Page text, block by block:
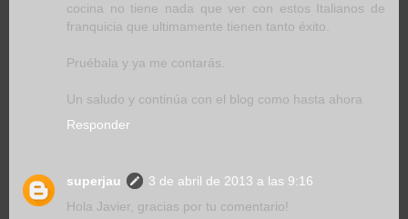
cocina no tiene nada que ver con estos Italianos de
franquicia que ultimamente tienen tanto éxito.
Pruébala y ya me contarás.
Un saludo y continúa con el blog como hasta ahora
Responder
superjau
3 de abril de 2013 a las 9:16
Hola Javier, gracias por tu comentario!